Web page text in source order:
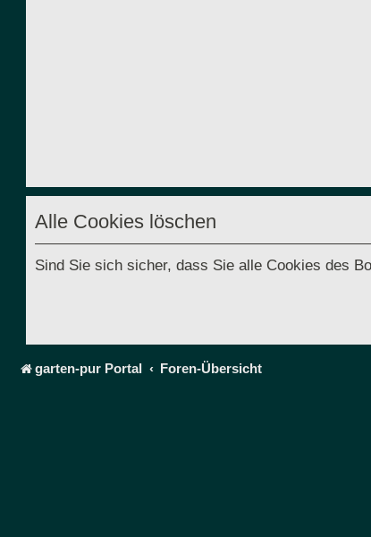
Alle Cookies löschen
Sind Sie sich sicher, dass Sie alle Cookies des
garten-pur Portal Foren-Übersicht